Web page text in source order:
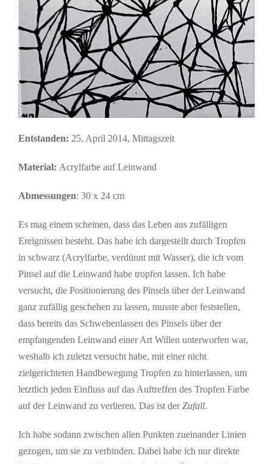
Entstanden: 25. April 2014, Mittagszeit
Material: Acrylfarbe auf Leinwand
Abmessungen: 30 x 24 cm
Es mag einem scheinen, dass das Leben aus zufälligen
Ereignissen besteht. Das habe ich dargestellt durch Tropfen
in schwarz (Acrylfarbe, verdünnt mit Wasser), die ich vom
Pinsel auf die Leinwand habe tropfen lassen. Ich habe
versucht, die Positionierung des Pinsels über der Leinwand
ganz zufällig geschehen zu lassen, musste aber feststellen,
dass bereits das Schwebenlassen des Pinsels über der
empfangenden Leinwand einer Art Willen unterworfen war,
weshalb ich zuletzt versucht habe, mit einer nicht
zielgerichteten Handbewegung Tropfen zu hinterlassen, um
letztlich jeden Einfluss auf das Auftreffen des Tropfen Farbe
auf der Leinwand zu verlieren. Das ist derZufall.
Ich habe sodann zwischen allen Punkten zueinander Linien
gezogen, um sie zu verbinden. Dabei habe ich nur direkte